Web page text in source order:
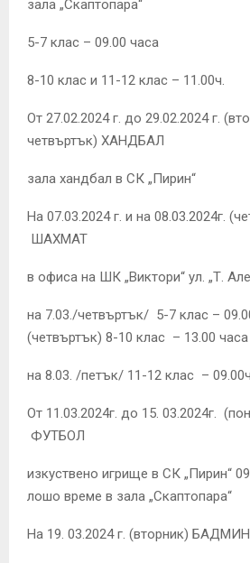
зала „Скаптопара“
5-7 клас – 09.00 часа
8-10 клас и 11-12 клас – 11.00ч.
От 27.02.2024 г. до 29.02.2024 г.
четвъртък) ХАНДБАЛ
зала хандбал в СК „Пирин“
На 07.03.2024 г. и на 08.03.2024г.
ШАХМАТ
в офиса на ШК „Виктори“ ул. „Т.
на 7.03./четвъртък/ 5-7 клас –
(четвъртък) 8-10 клас – 13.00 часа
на 8.03. /петък/ 11-12 клас –
От 11.03.2024г. до 15. 03.2024г.
ФУТБОЛ
изкуствено игрище в СК „Пирин“
лошо време в зала „Скаптопара“
На 19. 03.2024 г. (вторник)